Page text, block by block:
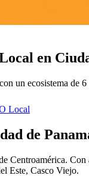
en
un ecosistema
Local
de
Centroamérica. Con
Este, Casco Viejo.